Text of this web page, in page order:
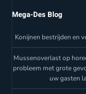
Mega-Des Blog
Konijnen bestrijden en
Mussenoverlast op
probleem met grote
uw gasten